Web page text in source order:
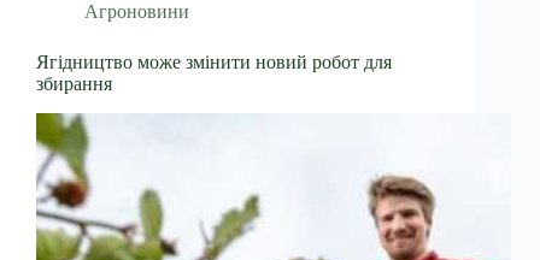
Агроновини
Ягідництво може змінити новий робот для
збирання